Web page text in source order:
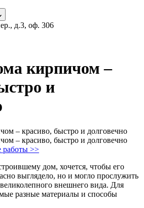
д.3, оф. 306
кирпичом –
и
работы >>
дом, хочется, чтобы его
выглядело, но и могло прослужить
внешнего вида. Для
разные материалы и способы